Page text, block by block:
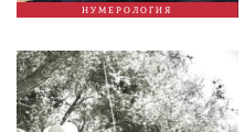
НУМЕРОЛОГИЯ